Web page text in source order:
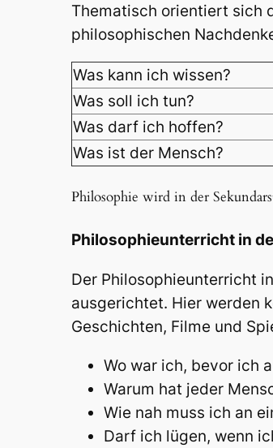
Thematisch orientiert sich
philosophischen
Was kann ich wissen?
Was soll ich tun?
Was darf ich hoffen?
Was ist der Mensch?
Philosophie wird in der
Philosophieunterricht in
Der Philosophieunterricht
ausgerichtet. Hier werden
Geschichten, Filme und
Wo war ich, bevor ich
Warum hat jeder
Wie nah muss ich an
Darf ich lügen, wenn